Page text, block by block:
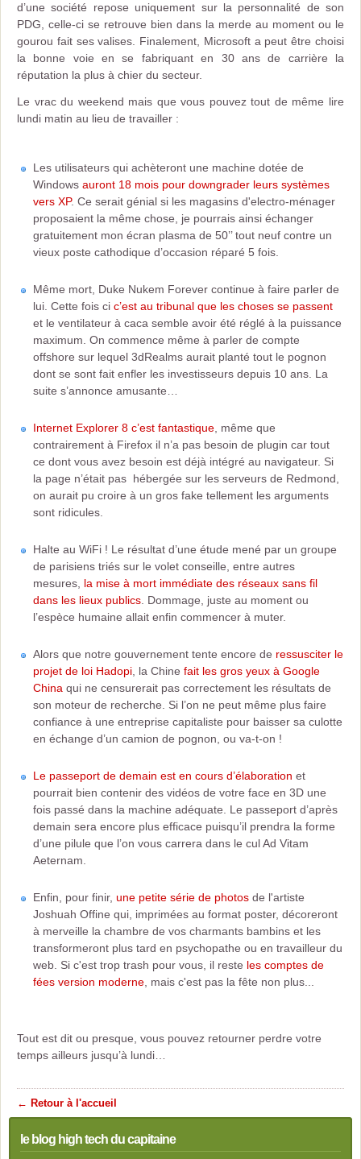
d’une société repose uniquement sur la personnalité de son
PDG, celle-ci se retrouve bien dans la merde au moment ou le
gourou fait ses valises. Finalement, Microsoft a peut être choisi
la bonne voie en se fabriquant en 30 ans de carrière la
réputation la plus à chier du secteur.
Le vrac du weekend mais que vous pouvez tout de même lire
lundi matin au lieu de travailler :
Les utilisateurs qui achèteront une machine dotée de
Windows auront 18 mois pour downgrader leurs systèmes
vers XP. Ce serait génial si les magasins d'electro-ménager
proposaient la même chose, je pourrais ainsi échanger
gratuitement mon écran plasma de 50’’ tout neuf contre un
vieux poste cathodique d’occasion réparé 5 fois.
Même mort, Duke Nukem Forever continue à faire parler de
lui. Cette fois ci c’est au tribunal que les choses se passent
et le ventilateur à caca semble avoir été réglé à la puissance
maximum. On commence même à parler de compte
offshore sur lequel 3dRealms aurait planté tout le pognon
dont se sont fait enfler les investisseurs depuis 10 ans. La
suite s’annonce amusante…
Internet Explorer 8 c’est fantastique , même que
contrairement à Firefox il n’a pas besoin de plugin car tout
ce dont vous avez besoin est déjà intégré au navigateur. Si
la page n’était pas hébergée sur les serveurs de Redmond,
on aurait pu croire à un gros fake tellement les arguments
sont ridicules.
Halte au WiFi ! Le résultat d’une étude mené par un groupe
de parisiens triés sur le volet conseille, entre autres
mesures, la mise à mort immédiate des réseaux sans fil
dans les lieux publics . Dommage, juste au moment ou
l’espèce humaine allait enfin commencer à muter.
Alors que notre gouvernement tente encore de ressusciter le
projet de loi Hadopi , la Chine fait les gros yeux à Google
China qui ne censurerait pas correctement les résultats de
son moteur de recherche. Si l’on ne peut même plus faire
confiance à une entreprise capitaliste pour baisser sa culotte
en échange d’un camion de pognon, ou va-t-on !
Le passeport de demain est en cours d’élaboration et
pourrait bien contenir des vidéos de votre face en 3D une
fois passé dans la machine adéquate. Le passeport d’après
demain sera encore plus efficace puisqu’il prendra la forme
d’une pilule que l’on vous carrera dans le cul Ad Vitam
Aeternam.
Enfin, pour finir, une petite série de photos de l'artiste
Joshuah Offine qui, imprimées au format poster, décoreront
à merveille la chambre de vos charmants bambins et les
transformeront plus tard en psychopathe ou en travailleur du
web. Si c'est trop trash pour vous, il reste les comptes de
fées version moderne , mais c'est pas la fête non plus...
Tout est dit ou presque, vous pouvez retourner perdre votre
temps ailleurs jusqu’à lundi…
← Retour à l'accueil
le blog high tech du capitaine